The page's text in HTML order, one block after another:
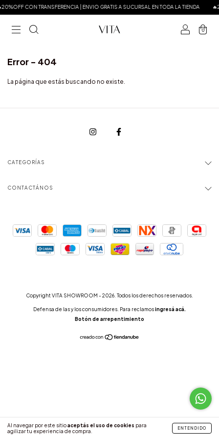
CON TRANSFERENCIA | ENVIO GRATIS A SUCURSAL EN TODA LA TIENDA
0
Al navegar por este sitioaceptás el uso de cookies para
agilizar tu experiencia de compra.
ENTENDIDO
Error - 404
La página que estás buscando no existe.
CATEGORÍAS
CONTACTÁNOS
Copyright VITA SHOWROOM - 2026. Todos los derechos reservados.
Defensa de las y los consumidores. Para reclamosingresá acá.
Botón de arrepentimiento